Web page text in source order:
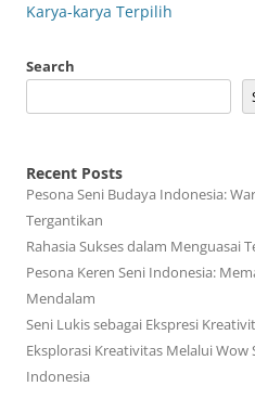
Karya-karya Terpilih
Search
Recent Posts
Pesona Seni Budaya Indonesia:
Tergantikan
Rahasia Sukses dalam Menguasai
Pesona Keren Seni Indonesia:
Mendalam
Seni Lukis sebagai Ekspresi
Eksplorasi Kreativitas Melalui Wow
Indonesia